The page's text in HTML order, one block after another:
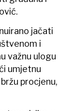
jačati
i
važnu ulogu
umjetnu
procjenu,